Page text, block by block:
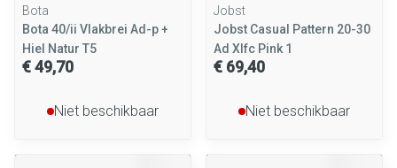
Bota
Bota 40/ii Vlakbrei Ad-p +
Hiel Natur T5
€ 49,70
Niet beschikbaar
Jobst
Jobst Casual Pattern 20-30
Ad Xlfc Pink 1
€ 69,40
Niet beschikbaar